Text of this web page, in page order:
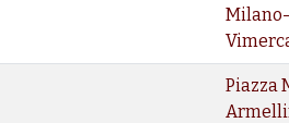
Milano-
Piazza